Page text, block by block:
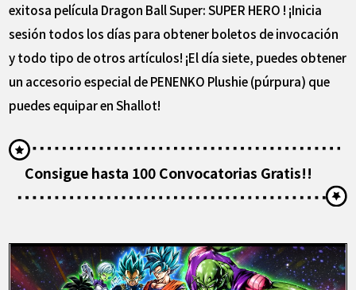
exitosa película Dragon Ball Super: SUPER HERO ! ¡Inicia
sesión todos los días para obtener boletos de invocación
y todo tipo de otros artículos! ¡El día siete, puedes obtener
un accesorio especial de PENENKO Plushie (púrpura) que
puedes equipar en Shallot!
Consigue hasta 100 Convocatorias Gratis!!